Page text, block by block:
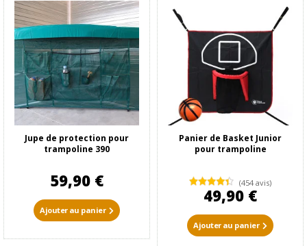
Jupe de protection pour
trampoline 390
59,90 €
Ajouter au panier
Panier de Basket Junior
pour trampoline
(454 avis)
49,90 €
Ajouter au panier